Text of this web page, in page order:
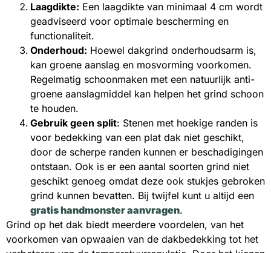
Laagdikte: Een laagdikte van minimaal 4 cm wordt
geadviseerd voor optimale bescherming en
functionaliteit.
Onderhoud: Hoewel dakgrind onderhoudsarm is,
kan groene aanslag en mosvorming voorkomen.
Regelmatig schoonmaken met een natuurlijk anti-
groene aanslagmiddel kan helpen het grind schoon
te houden.
Gebruik geen split: Stenen met hoekige randen is
voor bedekking van een plat dak niet geschikt,
door de scherpe randen kunnen er beschadigingen
ontstaan. Ook is er een aantal soorten grind niet
geschikt genoeg omdat deze ook stukjes gebroken
grind kunnen bevatten. Bij twijfel kunt u altijd een
gratis handmonster aanvragen.
Grind op het dak biedt meerdere voordelen, van het
voorkomen van opwaaien van de dakbedekking tot het